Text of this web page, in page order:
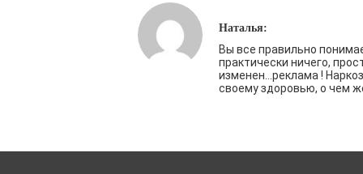
Наталья:
Вы все правильно
практически ничего,
изменен…реклама !
своему здоровью, о чем